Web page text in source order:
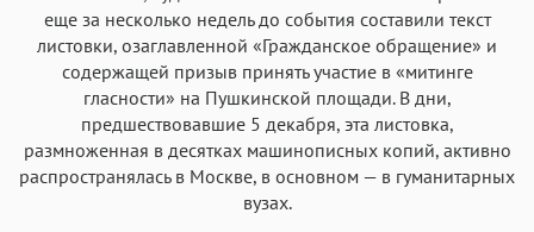
еще за несколько недель до события составили текст
листовки, озаглавленной «Гражданское обращение» и
содержащей призыв принять участие в «митинге
гласности» на Пушкинской площади. В дни,
предшествовавшие 5 декабря, эта листовка,
размноженная в десятках машинописных копий, активно
распространялась в Москве, в основном — в гуманитарных
вузах.